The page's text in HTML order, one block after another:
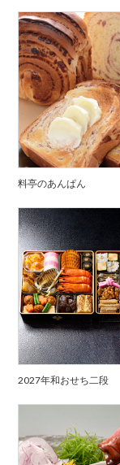
料亭のあんぱん
2027年和おせち二段